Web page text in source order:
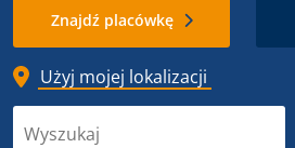
Znajdź placówkę
Użyj mojej lokalizacji